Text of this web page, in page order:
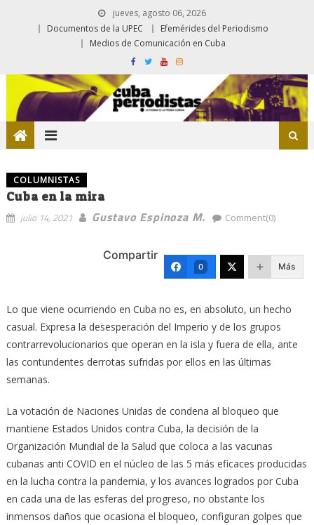
jueves, agosto 06, 2026
Documentos de la UPEC
Efemérides del Periodismo
Medios de Comunicación en Cuba
COLUMNISTAS
Cuba en la mira
julio 14, 2021 Gustavo Espinoza M. Comment(0)
Compartir
0 Más
Lo que viene ocurriendo en Cuba no es, en absoluto, un hecho
casual. Expresa la desesperación del Imperio y de los grupos
contrarrevolucionarios que operan en la isla y fuera de ella, ante
las contundentes derrotas sufridas por ellos en las últimas
semanas.
La votación de Naciones Unidas de condena al bloqueo que
mantiene Estados Unidos contra Cuba, la decisión de la
Organización Mundial de la Salud que coloca a las vacunas
cubanas anti COVID en el núcleo de las 5 más eficaces producidas
en la lucha contra la pandemia, y los avances logrados por Cuba
en cada una de las esferas del progreso, no obstante los
inmensos daños que ocasiona el bloqueo, configuran golpes que